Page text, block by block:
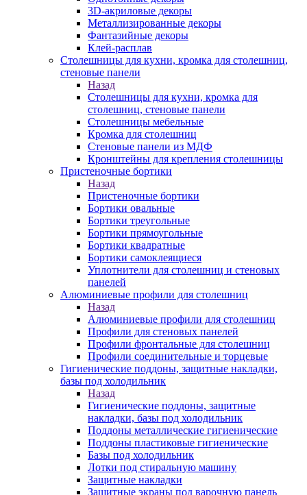
3D-акриловые декоры
Металлизированные декоры
Фантазийные декоры
Клей-расплав
Столешницы для кухни, кромка для столешниц,
стеновые панели
Назад
Столешницы для кухни, кромка для
столешниц, стеновые панели
Столешницы мебельные
Кромка для столешниц
Стеновые панели из МДФ
Кронштейны для крепления столешницы
Пристеночные бортики
Назад
Пристеночные бортики
Бортики овальные
Бортики треугольные
Бортики прямоугольные
Бортики квадратные
Бортики самоклеящиеся
Уплотнители для столешниц и стеновых
панелей
Алюминиевые профили для столешниц
Назад
Алюминиевые профили для столешниц
Профили для стеновых панелей
Профили фронтальные для столешниц
Профили соединительные и торцевые
Гигиенические поддоны, защитные накладки,
базы под холодильник
Назад
Гигиенические поддоны, защитные
накладки, базы под холодильник
Поддоны металлические гигиенические
Поддоны пластиковые гигиенические
Базы под холодильник
Лотки под стиральную машину
Защитные накладки
Защитные экраны под варочную панель